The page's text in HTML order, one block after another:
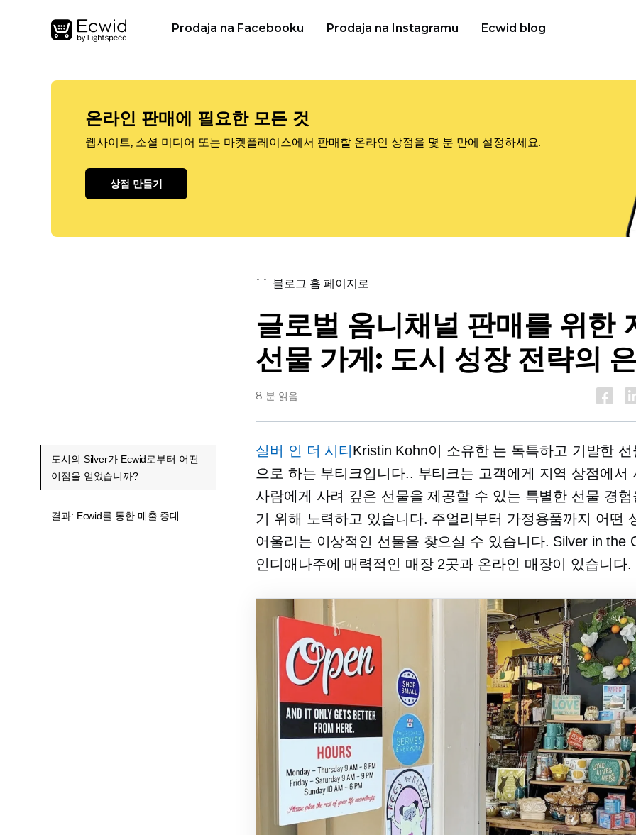
Prodaja na Facebooku Prodaja na Instagramu Ecwid blog
온라인 판매에 필요한 모든 것
웹사이트, 소셜 미디어 또는 마켓플레이스에서 판매할 온라인 상점을 몇 분 만에 설정하세요.
상점 만들기
`` 블로그 홈 페이지로
글로벌 옴니채널 판매를 위한
선물 가게: 도시 성장 전략의
8 분 읽음
실버 인 더 시티 Kristin Kohn이 소유한 는 독특하고 기발한
으로 하는 부티크입니다.. 부티크는 고객에게 지역 상점에서
사람에게 사려 깊은 선물을 제공할 수 있는 특별한 선물 경
기 위해 노력하고 있습니다. 주얼리부터 가정용품까지 어떤
어울리는 이상적인 선물을 찾으실 수 있습니다. Silver in the
인디애나주에 매력적인 매장 2곳과 온라인 매장이 있습니다.
도시의 Silver가 Ecwid로부터 어떤
이점을 얻었습니까?
결과: Ecwid를 통한 매출 증대